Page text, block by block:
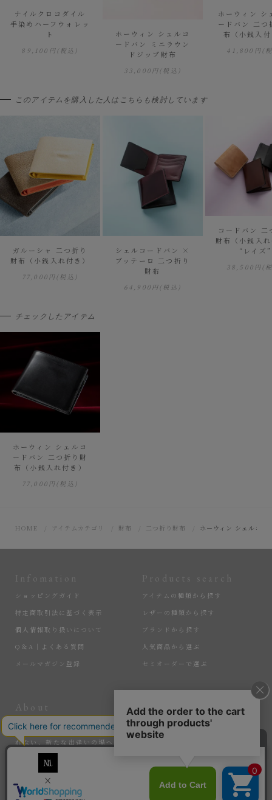
ナイルクロコダイル
手染めハーフウォレッ
ト
89,100円(税込)
ホーウィン シェルコ
ードバン ミニラウン
ドジップ財布
33,000円(税込)
ホーウィン シ
ードバン 二つ
布（小銭入
41,800円(
このアイテムを購入した人はこちらも検討しています
ガルーシャ 二つ折り
財布（小銭入れ付き）
77,000円(税込)
シェルコードバン ×
ブッテーロ 二つ折り
財布
64,900円(税込)
コードバン 二
財布（小銭入
“レイズ”
38,500円(
チェックしたアイテム
ホーウィン シェルコ
ードバン 二つ折り財
布（小銭入れ付き）
77,000円(税込)
HOME アイテムカテゴリ 財布 二つ折り財布 ホーウィン シェルコー
About More
匠の逸品たちを、大切に届けている『MLS』。ここでしか手に入れら
れない、新たな出逢いの場へ。そして、サステナブルなアイテムで、
していく。
Infomation
ショッピングガイド
特定商取引法に基づく表示
個人情報取り扱いについて
Q＆A｜よくある質問
メールマガジン登録
Products search
アイテムの種類から探す
レザーの種類から探す
ブランドから探す
人気商品から選ぶ
セミオーダーで選ぶ